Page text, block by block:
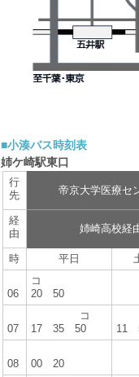
■小湊バス時刻表
姉ケ崎駅東口
行
先
帝京大学医療セ
経
由
姉崎高校経
時 平日
06
コ
20 50
07
コ
17 35 50
11
08 00 20